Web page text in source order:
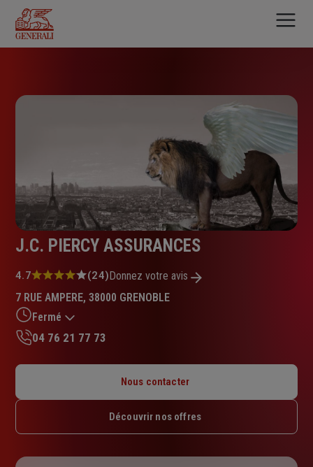
contenu
principal
J.C. PIERCY ASSURANCES
Note
4.7
sur
5
étoiles
4.7 (24)Donnez votre avis
7 RUE AMPERE, 38000 GRENOBLE
Fermé
Mardi : 09h – 12h / 14h – 18h
Jeudi : 09h – 12h / 14h – 18h
Dimanche : Fermé
04 76 21 77 73
Nous contacter
Découvrir nos offres